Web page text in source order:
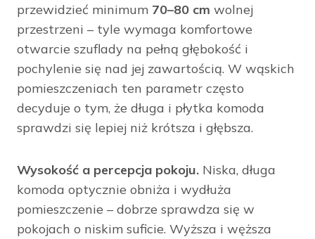
przewidzieć minimum 70–80 cm wolnej
przestrzeni – tyle wymaga komfortowe
otwarcie szuflady na pełną głębokość i
pochylenie się nad jej zawartością. W wąskich
pomieszczeniach ten parametr często
decyduje o tym, że długa i płytka komoda
sprawdzi się lepiej niż krótsza i głębsza.
Wysokość a percepcja pokoju. Niska, długa
komoda optycznie obniża i wydłuża
pomieszczenie – dobrze sprawdza się w
pokojach o niskim suficie. Wyższa i węższa